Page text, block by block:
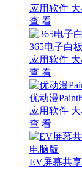
应用软件
查 看
365电子白
应用软件
查 看
优动漫
应用软件
查 看
EV屏幕共